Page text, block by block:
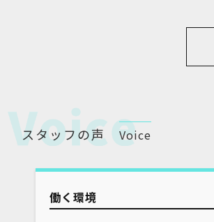
スタッフの声 Voice
働く環境